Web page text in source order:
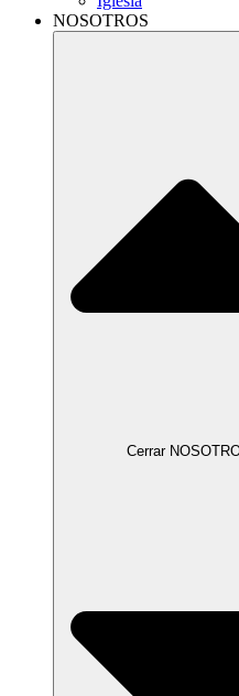
NOSOTROS
Cerrar